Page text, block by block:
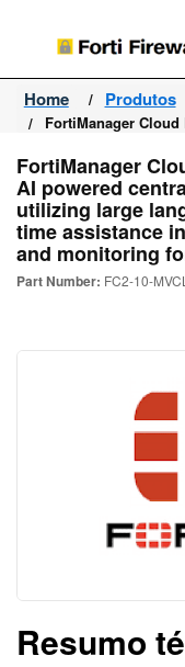
Forti
Firewall
Home Produtos
FortiManager
FortiManager
AI powered
utilizing large
time assistance
and monitoring
Part Number: FC2-10-
Resumo